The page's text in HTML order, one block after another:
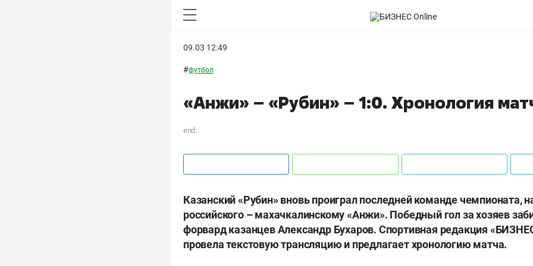
09.03 12:49
#футбол
«Анжи» – «Рубин» – 1:0. Хронология
erid:
Казанский «Рубин» вновь проиграл последней команде чемпионата,
российского – махачкалинскому «Анжи». Победный гол за хозяев
форвард казанцев Александр Бухаров. Спортивная редакция
провела текстовую трансляцию и предлагает хронологию матча.